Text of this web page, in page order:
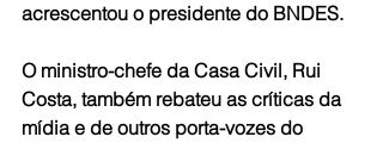
acrescentou o presidente do BNDES.
O ministro-chefe da Casa Civil, Rui
Costa, também rebateu as críticas da
mídia e de outros porta-vozes do